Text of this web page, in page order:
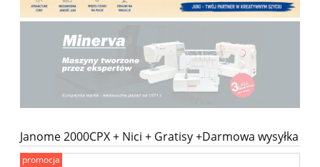
Janome 2000CPX + Nici + Gratisy +Darmowa wysyłka
promocja